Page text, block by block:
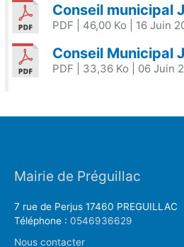
Conseil municipal
PDF | 46,00 Ko | 16 Juin
Conseil Municipal
PDF | 33,36 Ko | 06 Juin
Mairie de Préguillac
7 rue de Perjus 17460 PREGUILLAC
Téléphone : 0546936629
Nous contacter